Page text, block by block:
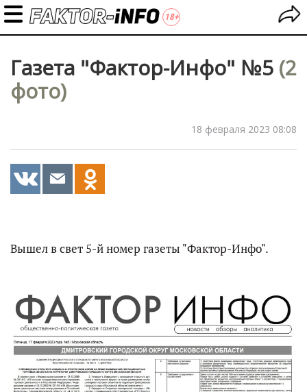
Газета "Фактор-Инфо" №5 (2
фото)
18 февраля 2023 08:08
Вышел в свет 5-й номер газеты "Фактор-Инфо".